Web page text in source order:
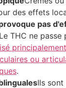
des effets
pas
Le THC ne passe
ou
.
Ils sont